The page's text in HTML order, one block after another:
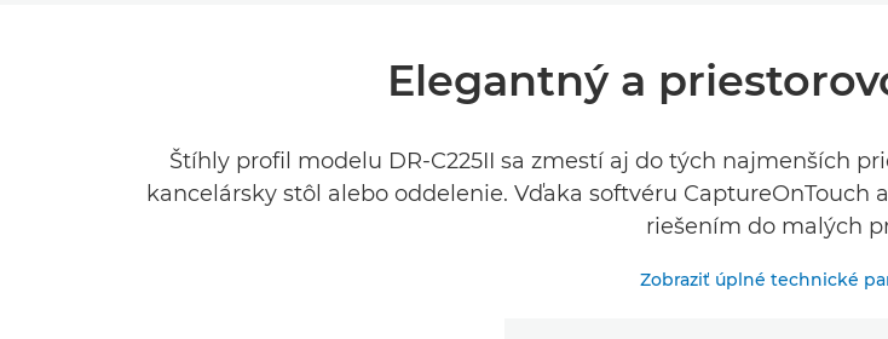
Elegantný a
Štíhly profil modelu DR-C225II sa zmestí aj do tých najmenších
kancelársky stôl alebo oddelenie. Vďaka softvéru
riešením do malých
Zobraziť úplné technické